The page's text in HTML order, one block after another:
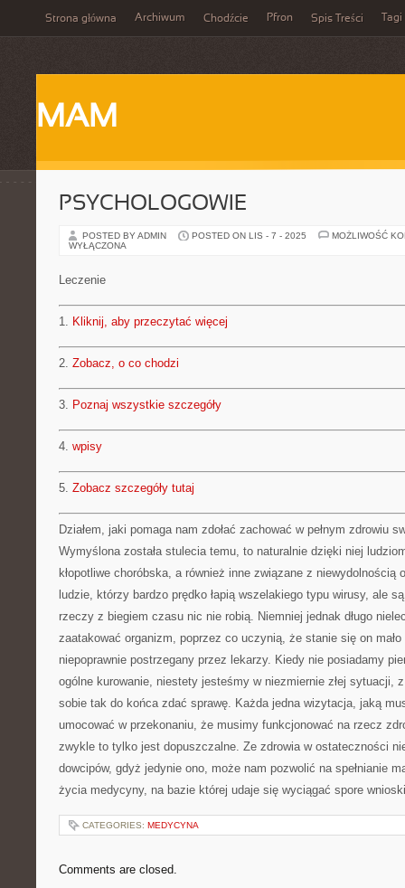
Strona główna Archiwum Chodźcie Pfron Spis Treści Tagi
MAM
PSYCHOLOGOWIE
POSTED BY ADMIN POSTED ON LIS - 7 - 2025
MOŻLIWOŚĆ
WYŁĄCZONA
Leczenie
1. Kliknij, aby przeczytać więcej
2. Zobacz, o co chodzi
3. Poznaj wszystkie szczegóły
4. wpisy
5. Zobacz szczegóły tutaj
Działem, jaki pomaga nam zdołać zachować w pełnym zdrowiu
Wymyślona została stulecia temu, to naturalnie dzięki niej
kłopotliwe choróbska, a również inne związane z niewydolnością
ludzie, którzy bardzo prędko łapią wszelakiego typu wirusy, ale
rzeczy z biegiem czasu nic nie robią. Niemniej jednak długo
zaatakować organizm, poprzez co uczynią, że stanie się on
niepoprawnie postrzegany przez lekarzy. Kiedy nie posiadamy
ogólne kurowanie, niestety jesteśmy w niezmiernie złej sytuacji,
sobie tak do końca zdać sprawę. Każda jedna wizytacja, jaką
umocować w przekonaniu, że musimy funkcjonować na rzecz
zwykle to tylko jest dopuszczalne. Ze zdrowia w ostateczności
dowcipów, gdyż jedynie ono, może nam pozwolić na spełnianie
życia medycyny, na bazie której udaje się wyciągać spore
CATEGORIES: MEDYCYNA
Comments are closed.